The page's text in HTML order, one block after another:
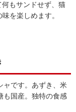
もサンドせず、猫
を楽しめます。
ャです。あずき、米
も国産。独特の食感